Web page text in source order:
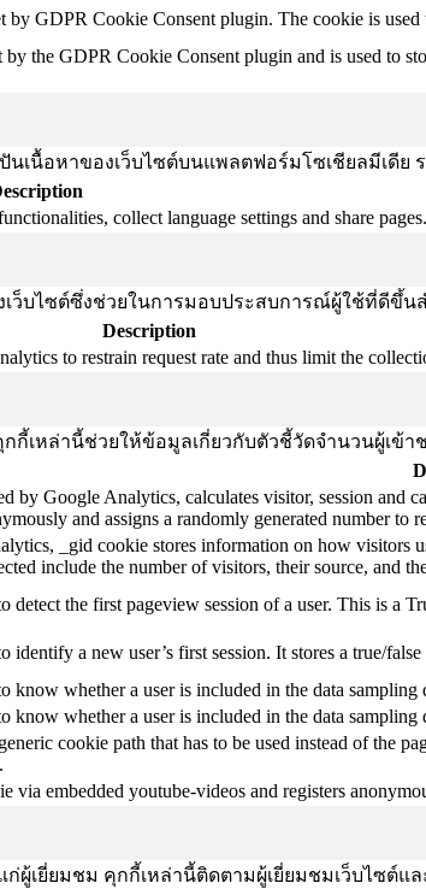
by GDPR Cookie Consent plugin. The cookie is
by the GDPR Cookie Consent plugin and is used to
นเนื้อหาของเว็บไซต์บนแพลตฟอร์มโซเชียลมีเ
collect language settings and share pages.
ว็บไซต์ซึ่งช่วยในการมอบประสบการณ์ผู้ใช้ที่ดีขึ้น
Description
to restrain request rate and thus limit the
กี้เหล่านี้ช่วยให้ข้อมูลเกี่ยวกับตัวชี้วัดจำนวนผู้เข้
by Google Analytics, calculates visitor, session and
and assigns a randomly generated number to
_gid cookie stores information on how visitors
include the number of visitors, their source, and
detect the first pageview session of a user. This is a
identify a new user’s first session. It stores a true/
know whether a user is included in the data
know whether a user is included in the data
cookie path that has to be used instead of the
via embedded youtube-videos and registers
ผู้เยี่ยมชม คุกกี้เหล่านี้ติดตามผู้เยี่ยมชมเว็บไซต์